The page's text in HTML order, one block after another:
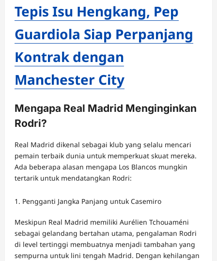
Tepis Isu Hengkang, Pep
Guardiola Siap Perpanjang
Kontrak dengan
Manchester City
Mengapa Real Madrid Menginginkan
Rodri?
Real Madrid dikenal sebagai klub yang selalu mencari
pemain terbaik dunia untuk memperkuat skuat mereka.
Ada beberapa alasan mengapa Los Blancos mungkin
tertarik untuk mendatangkan Rodri:
Pengganti Jangka Panjang untuk Casemiro
Meskipun Real Madrid memiliki Aurélien Tchouaméni
sebagai gelandang bertahan utama, pengalaman Rodri
di level tertinggi membuatnya menjadi tambahan yang
sempurna untuk lini tengah Madrid. Dengan kehilangan